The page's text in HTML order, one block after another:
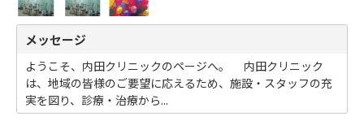
メッセージ
ようこそ、内田クリニックのページへ。 内田クリニック
は、地域の皆様のご要望に応えるため、施設・スタッフの充
実を図り、診療・治療から...